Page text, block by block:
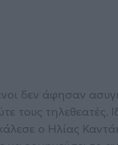
δεν άφησαν
τους τηλεθεατές.
ο Ηλίας